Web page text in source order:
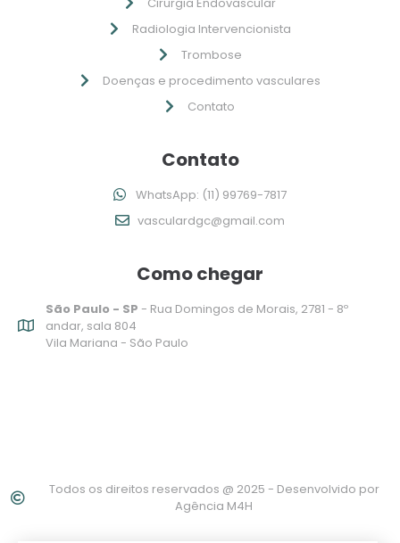
Radiologia Intervencionista
Trombose
Doenças e procedimento vasculares
Contato
Contato
WhatsApp: (11) 99769-7817
vasculardgc@gmail.com
Como chegar
São Paulo - SP - Rua Domingos de Morais, 2781 - 8º
andar, sala 804
Vila Mariana - São Paulo
Todos os direitos reservados @ 2025 - Desenvolvido por
Agência M4H